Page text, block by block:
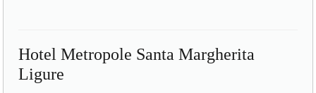
Hotel Metropole Santa Margherita
Ligure